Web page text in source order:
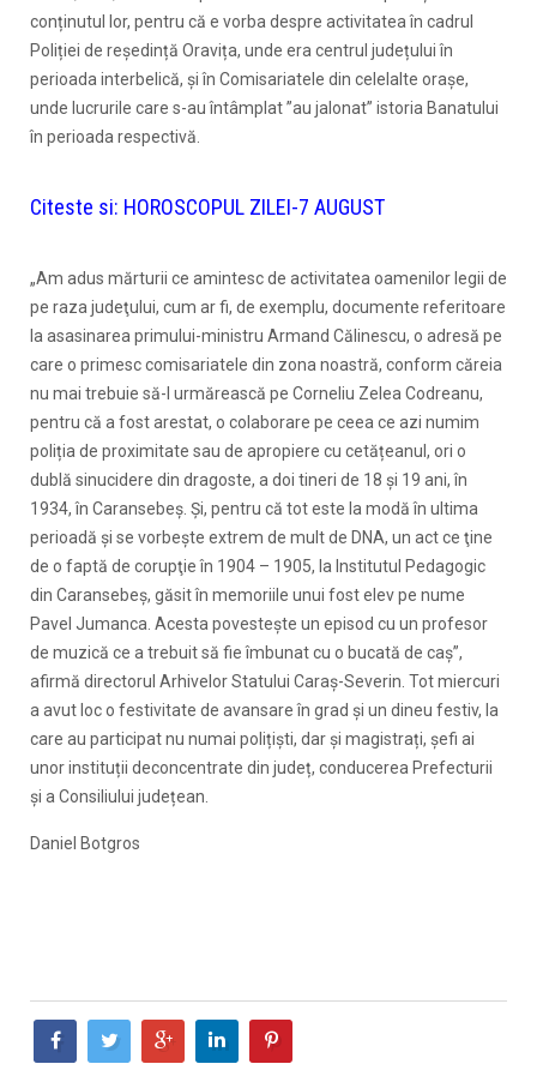
conținutul lor, pentru că e vorba despre activitatea în cadrul
Poliției de reședință Oravița, unde era centrul județului în
perioada interbelică, și în Comisariatele din celelalte orașe,
unde lucrurile care s-au întâmplat ”au jalonat” istoria Banatului
în perioada respectivă.
Citeste si: HOROSCOPUL ZILEI-7 AUGUST
„Am adus mărturii ce amintesc de activitatea oamenilor legii de
pe raza judeţului, cum ar fi, de exemplu, documente referitoare
la asasinarea primului-ministru Armand Călinescu, o adresă pe
care o primesc comisariatele din zona noastră, conform căreia
nu mai trebuie să-l urmărească pe Corneliu Zelea Codreanu,
pentru că a fost arestat, o colaborare pe ceea ce azi numim
poliția de proximitate sau de apropiere cu cetățeanul, ori o
dublă sinucidere din dragoste, a doi tineri de 18 și 19 ani, în
1934, în Caransebeş. Şi, pentru că tot este la modă în ultima
perioadă și se vorbește extrem de mult de DNA, un act ce ţine
de o faptă de corupţie în 1904 – 1905, la Institutul Pedagogic
din Caransebeş, găsit în memoriile unui fost elev pe nume
Pavel Jumanca. Acesta povesteşte un episod cu un profesor
de muzică ce a trebuit să fie îmbunat cu o bucată de caş”,
afirmă directorul Arhivelor Statului Caraș-Severin. Tot miercuri
a avut loc o festivitate de avansare în grad şi un dineu festiv, la
care au participat nu numai polițiști, dar și magistrați, șefi ai
unor instituții deconcentrate din județ, conducerea Prefecturii
și a Consiliului județean.
Daniel Botgros